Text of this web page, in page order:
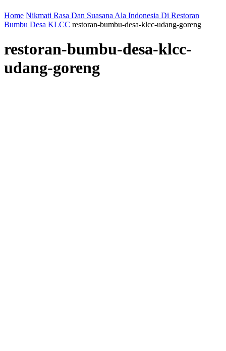
Home Nikmati Rasa Dan Suasana Ala Indonesia Di Restoran
Bumbu Desa KLCC restoran-bumbu-desa-klcc-udang-goreng
restoran-bumbu-desa-klcc-
udang-goreng